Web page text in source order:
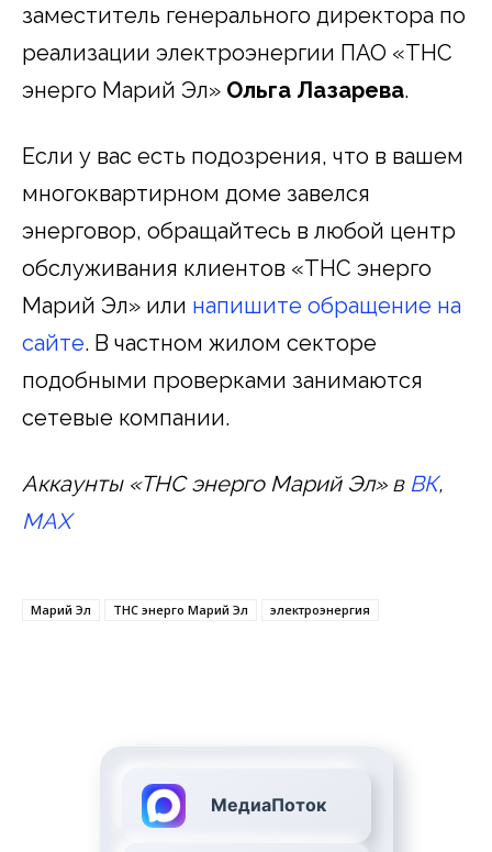
заместитель генерального директора по
реализации электроэнергии ПАО «ТНС
энерго Марий Эл» Ольга Лазарева.
Если у вас есть подозрения, что в вашем
многоквартирном доме завелся
энерговор, обращайтесь в любой центр
обслуживания клиентов «ТНС энерго
Марий Эл» или напишите обращение на
сайте. В частном жилом секторе
подобными проверками занимаются
сетевые компании.
Аккаунты «ТНС энерго Марий Эл» в ВК,
MAX
Марий Эл ТНС энерго Марий Эл электроэнергия
МедиаПоток